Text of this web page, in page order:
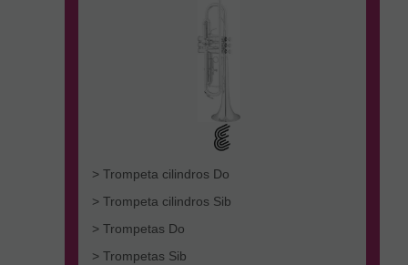
> Trompeta cilindros Do
> Trompeta cilindros Sib
> Trompetas Do
> Trompetas Sib